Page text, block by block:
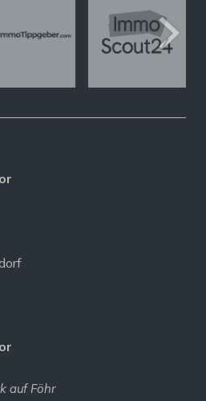
auf Föhr